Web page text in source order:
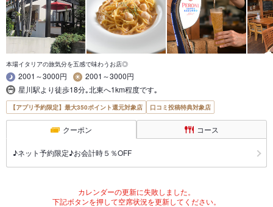
本場イタリアの旅気分を五感で味わうお店◎
2001～3000円
2001～3000円
星川駅より徒歩18分｡北東へ1km程度です｡
【アプリ予約限定】最大350ポイント還元対象店 口コミ投稿特典対象店
クーポン コース
♪ネット予約限定♪お会計時５％OFF
カレンダーの更新に失敗しました。
下記ボタンを押して空席状況を更新してください。